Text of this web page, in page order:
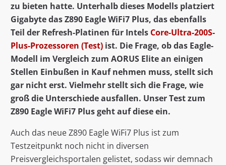
zu bieten hatte. Unterhalb dieses Modells platziert
Gigabyte das Z890 Eagle WiFi7 Plus, das ebenfalls
Teil der Refresh-Platinen für Intels Core-Ultra-200S-
Plus-Prozessoren (Test) ist. Die Frage, ob das Eagle-
Modell im Vergleich zum AORUS Elite an einigen
Stellen Einbußen in Kauf nehmen muss, stellt sich
gar nicht erst. Vielmehr stellt sich die Frage, wie
groß die Unterschiede ausfallen. Unser Test zum
Z890 Eagle WiFi7 Plus geht auf diese ein.
Auch das neue Z890 Eagle WiFi7 Plus ist zum
Testzeitpunkt noch nicht in diversen
Preisvergleichsportalen gelistet, sodass wir demnach